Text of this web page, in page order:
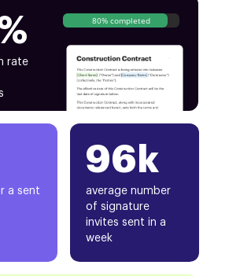
rate
80% completed
a sent
96k
average number
of signature
invites sent in a
week